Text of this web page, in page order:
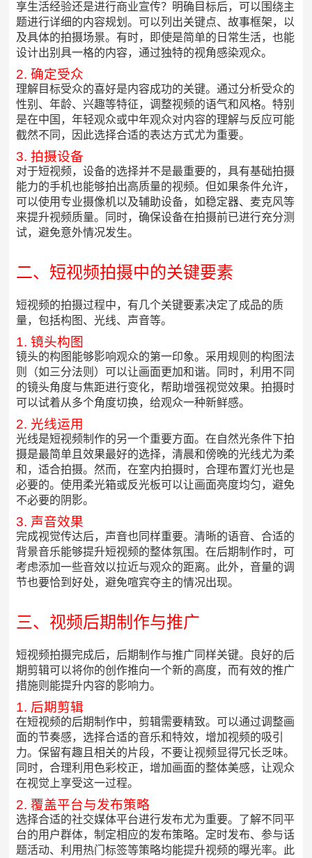
享生活经验还是进行商业宣传？明确目标后，可以围绕主
题进行详细的内容规划。可以列出关键点、故事框架，以
及具体的拍摄场景。有时，即使是简单的日常生活，也能
设计出别具一格的内容，通过独特的视角感染观众。
2. 确定受众
理解目标受众的喜好是内容成功的关键。通过分析受众的
性别、年龄、兴趣等特征，调整视频的语气和风格。特别
是在中国，年轻观众或中年观众对内容的理解与反应可能
截然不同，因此选择合适的表达方式尤为重要。
3. 拍摄设备
对于短视频，设备的选择并不是最重要的，具有基础拍摄
能力的手机也能够拍出高质量的视频。但如果条件允许，
可以使用专业摄像机以及辅助设备，如稳定器、麦克风等
来提升视频质量。同时，确保设备在拍摄前已进行充分测
试，避免意外情况发生。
二、短视频拍摄中的关键要素
短视频的拍摄过程中，有几个关键要素决定了成品的质
量，包括构图、光线、声音等。
1. 镜头构图
镜头的构图能够影响观众的第一印象。采用规则的构图法
则（如三分法则）可以让画面更加和谐。同时，利用不同
的镜头角度与焦距进行变化，帮助增强视觉效果。拍摄时
可以试着从多个角度切换，给观众一种新鲜感。
2. 光线运用
光线是短视频制作的另一个重要方面。在自然光条件下拍
摄是最简单且效果最好的选择，清晨和傍晚的光线尤为柔
和，适合拍摄。然而，在室内拍摄时，合理布置灯光也是
必要的。使用柔光箱或反光板可以让画面亮度均匀，避免
不必要的阴影。
3. 声音效果
完成视觉传达后，声音也同样重要。清晰的语音、合适的
背景音乐能够提升短视频的整体氛围。在后期制作时，可
考虑添加一些音效以拉近与观众的距离。此外，音量的调
节也要恰到好处，避免喧宾夺主的情况出现。
三、视频后期制作与推广
短视频拍摄完成后，后期制作与推广同样关键。良好的后
期剪辑可以将你的创作推向一个新的高度，而有效的推广
措施则能提升内容的影响力。
1. 后期剪辑
在短视频的后期制作中，剪辑需要精致。可以通过调整画
面的节奏感，选择合适的音乐和特效，增加视频的吸引
力。保留有趣且相关的片段，不要让视频显得冗长乏味。
同时，合理利用色彩校正，增加画面的整体美感，让观众
在视觉上享受这一过程。
2. 覆盖平台与发布策略
选择合适的社交媒体平台进行发布尤为重要。了解不同平
台的用户群体，制定相应的发布策略。定时发布、参与话
题活动、利用热门标签等策略均能提升视频的曝光率。此